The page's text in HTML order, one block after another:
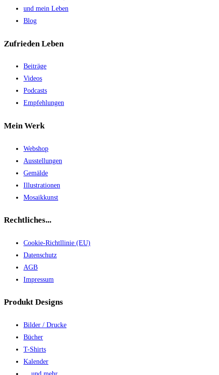
und mein Leben
Blog
Zufrieden Leben
Beiträge
Videos
Podcasts
Empfehlungen
Mein Werk
Webshop
Ausstellungen
Gemälde
Illustrationen
Mosaikkunst
Rechtliches...
Cookie-Richtllinie (EU)
Datenschutz
AGB
Impressum
Produkt Designs
Bilder / Drucke
Bücher
T-Shirts
Kalender